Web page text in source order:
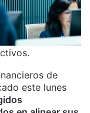
de
este lunes